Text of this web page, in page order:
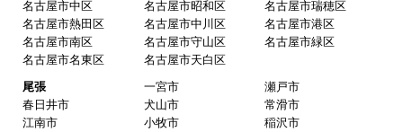
名古屋市中区
名古屋市昭和区
名古屋市瑞穂区
名古屋市熱田区
名古屋市中川区
名古屋市港区
名古屋市南区
名古屋市守山区
名古屋市緑区
名古屋市名東区
名古屋市天白区
尾張
一宮市
瀬戸市
春日井市
犬山市
常滑市
江南市
小牧市
稲沢市